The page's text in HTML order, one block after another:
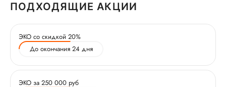
ПОДХОДЯЩИЕ АКЦИИ
ЭКО со скидкой 20%
До окончания 24 дня
ЭКО за 250 000 руб